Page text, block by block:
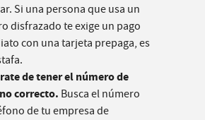
Si una persona que usa un
disfrazado te exige un pago
con una tarjeta prepaga, es
de tener el número de
correcto. Busca el número
de tu empresa de